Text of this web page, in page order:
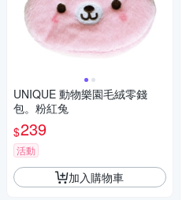
UNIQUE 動物樂園毛絨零錢
包。粉紅兔
$239
活動
加入購物車